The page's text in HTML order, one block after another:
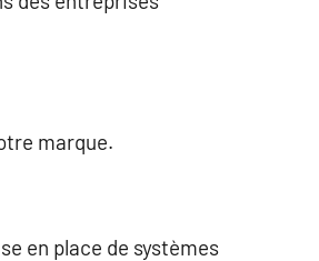
marque.
en place de systèmes